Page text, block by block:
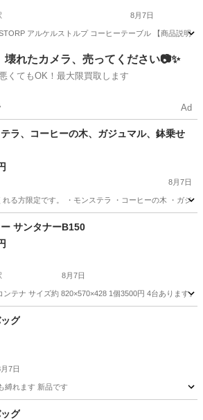
8月7日
アルケルストルプ コーヒーテーブル 【商品説明
駅 その他 ARKELSTORP
壊れたカメラ、売ってください📷✨
くてもOK！最大限買取します
Ad
ラ、コーヒーの木、ガジュマル、鉢乗せ
8月7日
る方限定です。 ・モンステラ ・コーヒーの木 ・ガジ
その他
サンタナーB150
8月7日
ンテナ サイズ約 820×570×428 1個3500円 4台あります
野駅
グ
7日
縛れます 新品です
グ